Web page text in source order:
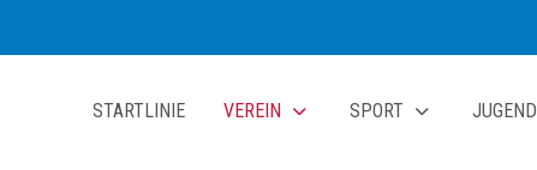
STARTLINIE VEREIN SPORT JUGEND